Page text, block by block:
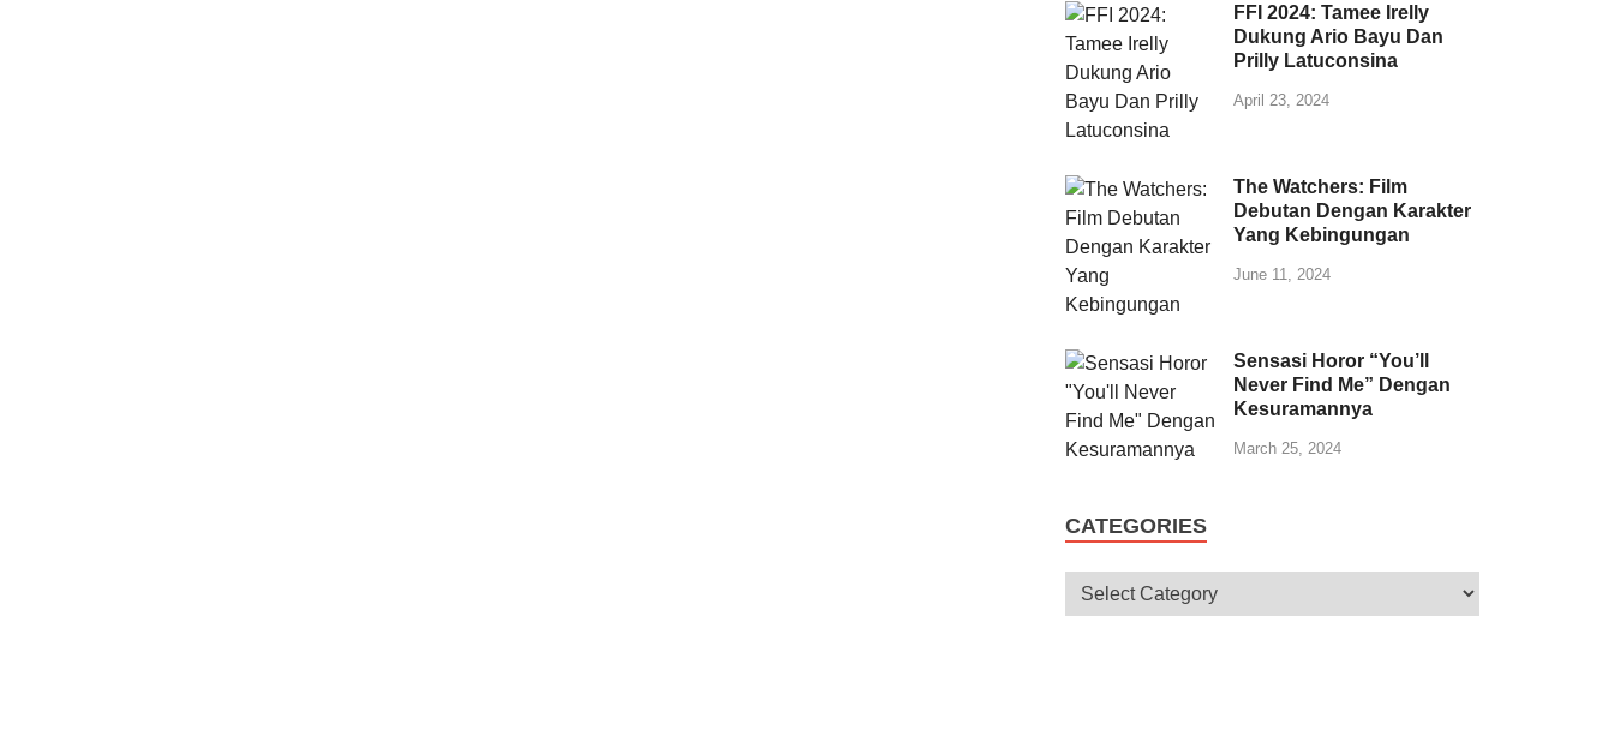
FFI 2024: Tamee Irelly
Dukung Ario Bayu Dan
Prilly Latuconsina
April 23, 2024
The Watchers: Film
Debutan Dengan Karakter
Yang Kebingungan
June 11, 2024
Sensasi Horor “You’ll
Never Find Me” Dengan
Kesuramannya
March 25, 2024
CATEGORIES